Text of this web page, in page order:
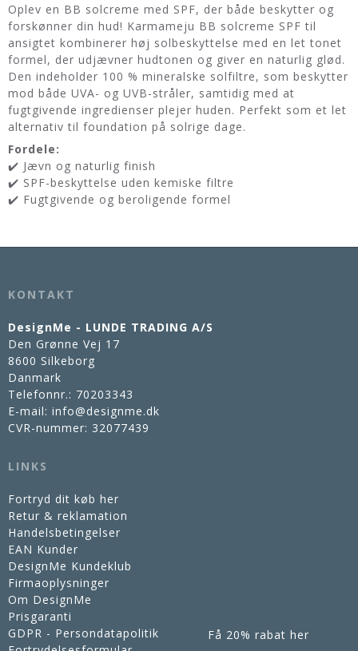
Oplev en BB solcreme med SPF, der både beskytter og
forskønner din hud! Karmameju BB solcreme SPF til
ansigtet kombinerer høj solbeskyttelse med en let tonet
formel, der udjævner hudtonen og giver en naturlig glød.
Den indeholder 100 % mineralske solfiltre, som beskytter
mod både UVA- og UVB-stråler, samtidig med at
fugtgivende ingredienser plejer huden. Perfekt som et let
alternativ til foundation på solrige dage.
Fordele:
✔️ Jævn og naturlig finish
✔️ SPF-beskyttelse uden kemiske filtre
✔️ Fugtgivende og beroligende formel
KONTAKT
DesignMe - LUNDE TRADING A/S
Den Grønne Vej 17
8600 Silkeborg
Danmark
Telefonnr.: 70203343
E-mail: info@designme.dk
CVR-nummer: 32077439
LINKS
Fortryd dit køb her
Retur & reklamation
Handelsbetingelser
EAN Kunder
DesignMe Kundeklub
Firmaoplysninger
Om DesignMe
Prisgaranti
GDPR - Persondatapolitik
Få 20% rabat her